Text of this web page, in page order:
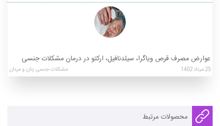
عوارض مصرف قرص ویاگرا، سیلدنافیل، ارکتو در درمان مشکلات جنسی
25مرداد1402 مشکلات جنسی زنان و مردان
محصولات مرتبط